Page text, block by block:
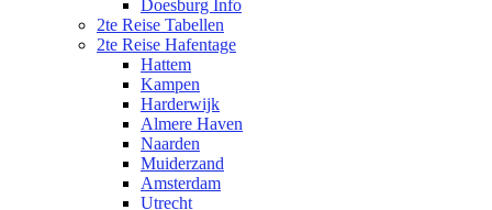
Doesburg Info
2te Reise Tabellen
2te Reise Hafentage
Hattem
Kampen
Harderwijk
Almere Haven
Naarden
Muiderzand
Amsterdam
Utrecht